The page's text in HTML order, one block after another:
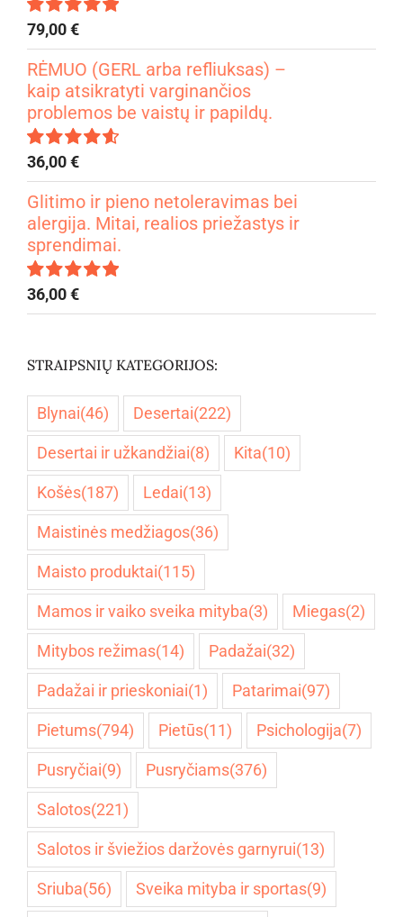
Įvertinimas:
4.99iš 5
79,00€
RĖMUO (GERL arba refliuksas) –
kaip atsikratyti varginančios
problemos be vaistų ir papildų.
Įvertinimas:
4.67iš 5
36,00€
Glitimo ir pieno netoleravimas bei
alergija. Mitai, realios priežastys ir
sprendimai.
Įvertinimas:
5.00iš 5
36,00€
STRAIPSNIŲ KATEGORIJOS:
Blynai(46) Desertai(222)
Desertai ir užkandžiai(8) Kita(10)
Košės(187) Ledai(13)
Maistinės medžiagos(36)
Maisto produktai(115)
Mamos ir vaiko sveika mityba(3) Miegas(2)
Mitybos režimas(14) Padažai(32)
Padažai ir prieskoniai(1) Patarimai(97)
Pietums(794) Pietūs(11) Psichologija(7)
Pusryčiai(9) Pusryčiams(376)
Salotos(221)
Salotos ir šviežios daržovės garnyrui(13)
Sriuba(56) Sveika mityba ir sportas(9)